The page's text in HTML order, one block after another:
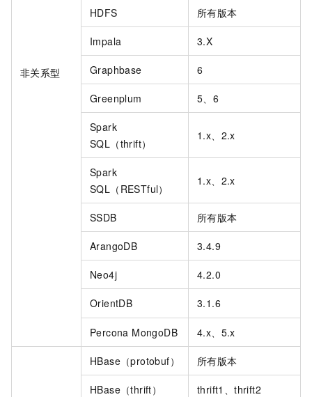
非关系型
HDFS 所有版本
Impala 3.X
Graphbase 6
Greenplum 5、6
Spark
SQL（thrift）
1.x、2.x
Spark
SQL（RESTful）
1.x、2.x
SSDB 所有版本
ArangoDB 3.4.9
Neo4j 4.2.0
OrientDB 3.1.6
Percona MongoDB 4.x、5.x
HBase（protobuf） 所有版本
HBase（thrift） thrift1、thrift2